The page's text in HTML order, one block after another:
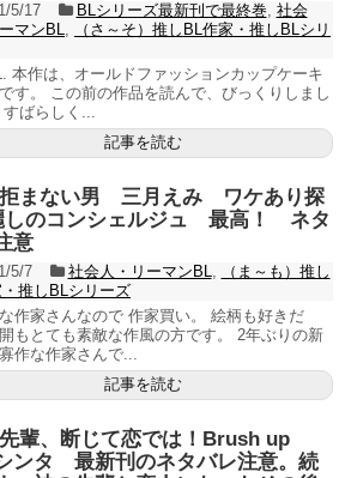
5/17 BLシリーズ最新刊で最終巻, 社会
マンBL,
（さ～そ）推しBL作家・推しBLシリ
本作は、オールドファッションカップケーキ
す。 この前の作品を読んで、びっくりしまし
すばらしく...
記事を読む
まない男 三月えみ ワケあり探
しのコンシェルジュ 最高！ ネタ
意
5/7 社会人・リーマンBL,
（ま～も）推し
・推しBLシリーズ
作家さんなので 作家買い。 絵柄も好きだ
もとても素敵な作風の方です。 2年ぶりの新
作な作家さんで...
記事を読む
輩、断じて恋では！Brush up
ンタ 最新刊のネタバレ注意。続